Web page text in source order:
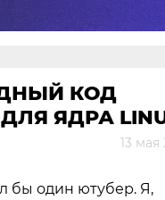
КОД
ЯДРА
13 мая
бы один ютубер. Я,